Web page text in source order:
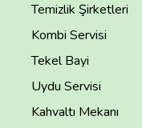
Temizlik Şirketleri
Kombi Servisi
Tekel Bayi
Uydu Servisi
Kahvaltı Mekanı